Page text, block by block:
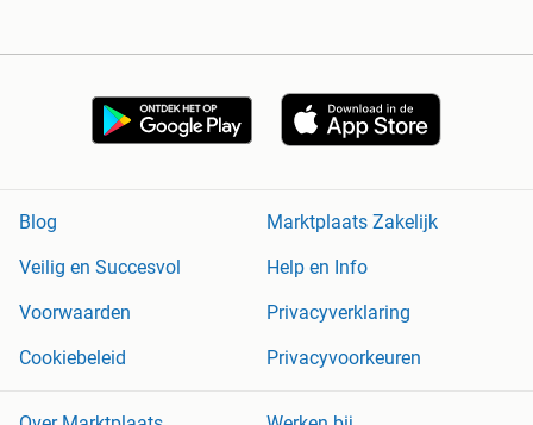
Blog
Marktplaats Zakelijk
Veilig en Succesvol
Help en Info
Voorwaarden
Privacyverklaring
Cookiebeleid
Privacyvoorkeuren